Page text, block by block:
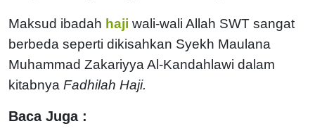
Maksud ibadah haji wali-wali Allah SWT sangat
berbeda seperti dikisahkan Syekh Maulana
Muhammad Zakariyya Al-Kandahlawi dalam
kitabnya Fadhilah Haji.
Baca Juga :